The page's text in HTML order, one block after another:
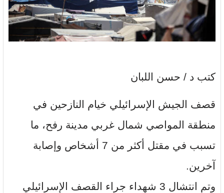
كتب د / حسن اللبان
قصف الجيش الإسرائيلي خيام النازحين في
منطقة المواصي شمال غربي مدينة رفح، ما
تسبب في مقتل أكثر من 7 أشخاص وإصابة
آخرين.
وتم انتشال 3 شهداء جراء القصف الإسرائيلي